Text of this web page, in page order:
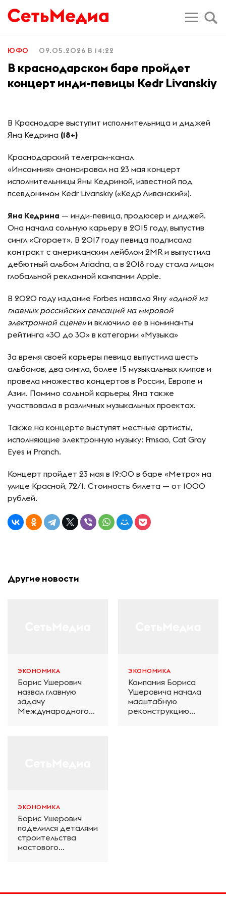
ЮФО 09.05.2026 В 14:22
В краснодарском баре пройдет
концерт инди-певицы Kedr Livanskiy
В Краснодаре выступит исполнительница и диджей
Яна Кедрина (18+)
Краснодарский телеграм-канал
«Инсомния» анонсировал на 23 мая концерт
исполнительницы Яны Кедриной, известной под
псевдонимом Kedr Livanskiy («Кедр Ливанский»).
Яна Кедрина — инди-певица, продюсер и диджей.
Она начала сольную карьеру в 2015 году, выпустив
сингл «Сгорает». В 2017 году певица подписала
контракт с американским лейблом 2MR и выпустила
дебютный альбом Ariadna, а в 2018 году стала лицом
глобальной рекламной кампании Apple.
В 2020 году издание Forbes назвало Яну «одной из
главных российских сенсаций на мировой
электронной сцене»и включило ее в номинанты
рейтинга «30 до 30» в категории «Музыка»
За время своей карьеры певица выпустила шесть
альбомов, два сингла, более 15 музыкальных клипов и
провела множество концертов в России, Европе и
Азии. Помимо сольной карьеры, Яна также
участвовала в различных музыкальных проектах.
Также на концерте выступят местные артисты,
исполняющие электронную музыку: Fmsao, Cat Gray
Eyes и Pranch.
Концерт пройдет 23 мая в 19:00 в баре «Метро» на
улице Красной, 72/1. Стоимость билета — от 1000
рублей.
Другие новости
ЭКОНОМИКА
Борис Ушерович
назвал главную
задачу
Международного
ЭКОНОМИКА
Компания Бориса
Ушеровича начала
масштабную
реконструкцию
ЭКОНОМИКА
Борис Ушерович
поделился деталями
строительства
мостового